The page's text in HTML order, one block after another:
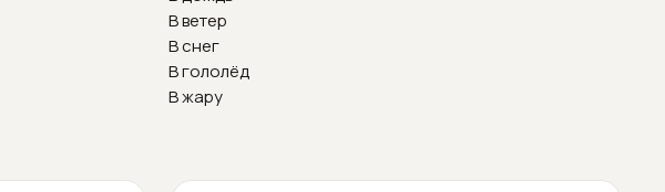
В ветер
В снег
В гололёд
В жару